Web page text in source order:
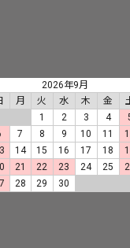
2026年9月
月 火 水 木 金
1
2 3 4
7 8 9 10 11
14 15 16 17 18
21 22 23 24 25
28 29 30